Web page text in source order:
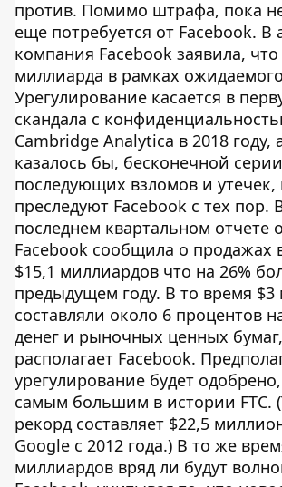
против. Помимо штрафа, пока
еще потребуется от Facebook. В
компания Facebook заявила,
миллиарда в рамках
Урегулирование касается в
скандала с
Cambridge Analytica в 2018 году,
казалось бы, бесконечной серии
последующих взломов и утечек,
преследуют Facebook с тех пор.
последнем квартальном отчете
Facebook сообщила о продажах
$15,1 миллиардов что на 26%
предыдущем году. В то время $3
составляли около 6 процентов
денег и рыночных ценных
располагает Facebook.
урегулирование будет
самым большим в истории FTC.
рекорд составляет $22,5
Google с 2012 года.) В то же
миллиардов вряд ли будут